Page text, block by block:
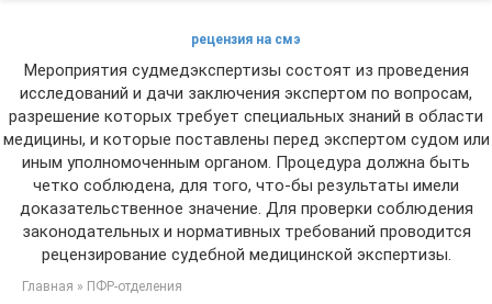
рецензия на смэ
Мероприятия судмедэкспертизы состоят из проведения
исследований и дачи заключения экспертом по вопросам,
разрешение которых требует специальных знаний в области
медицины, и которые поставлены перед экспертом судом или
иным уполномоченным органом. Процедура должна быть
четко соблюдена, для того, что-бы результаты имели
доказательственное значение. Для проверки соблюдения
законодательных и нормативных требований проводится
рецензирование судебной медицинской экспертизы.
Главная » ПФР-отделения